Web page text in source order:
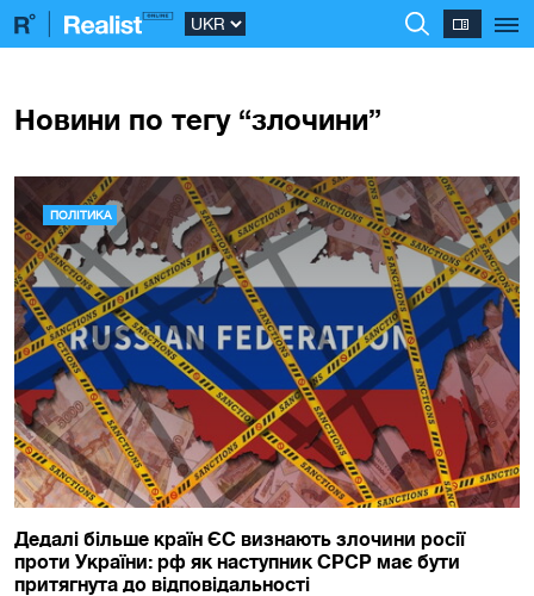
Новини по тегу “злочини”
ПОЛІТИКА
Дедалі більше країн ЄС визнають злочини росії
проти України: рф як наступник СРСР має бути
притягнута до відповідальності